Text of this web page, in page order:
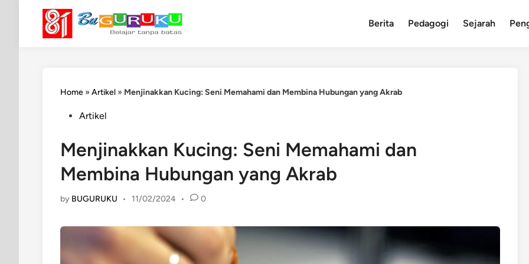
content
Berita Pedagogi Sejarah
Home »Artikel » Menjinakkan Kucing: Seni Memahami dan Membina Hubungan yang Akrab
PostedArtikel
Menjinakkan Kucing: Seni Memahami dan
Membina Hubungan yang Akrab
by BUGURUKU • 11/02/2024 • 0